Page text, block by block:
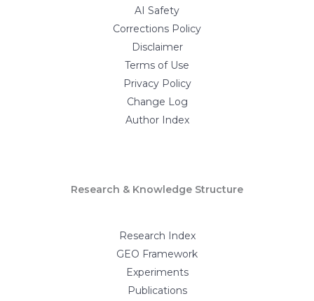
AI Safety
Corrections Policy
Disclaimer
Terms of Use
Privacy Policy
Change Log
Author Index
Research & Knowledge Structure
Research Index
GEO Framework
Experiments
Publications